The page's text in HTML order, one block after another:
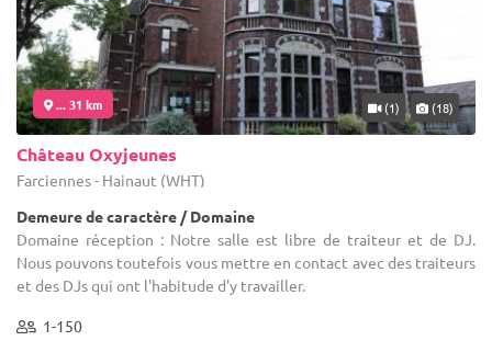
... 31 km (1) (18)
Château Oxyjeunes
Farciennes - Hainaut (WHT)
Demeure de caractère / Domaine
Domaine réception : Notre salle est libre de traiteur et de DJ.
Nous pouvons toutefois vous mettre en contact avec des traiteurs
et des DJs qui ont l'habitude d'y travailler.
1-150